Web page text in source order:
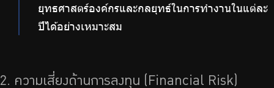
ยุทธศาสตร์องค์กรและกลยุทธ์ในการทำงานในแต่ละ
ปีได้อย่างเหมาะสม
2. ความเสี่ยงด้านการลงทุน (Financial Risk)